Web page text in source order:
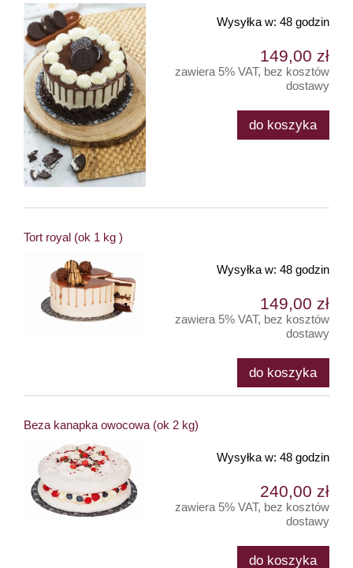
Wysyłka w: 48 godzin
149,00 zł
zawiera 5% VAT, bez kosztów
dostawy
do koszyka
Tort royal (ok 1 kg )
Wysyłka w: 48 godzin
149,00 zł
zawiera 5% VAT, bez kosztów
dostawy
do koszyka
Beza kanapka owocowa (ok 2 kg)
Wysyłka w: 48 godzin
240,00 zł
zawiera 5% VAT, bez kosztów
dostawy
do koszyka